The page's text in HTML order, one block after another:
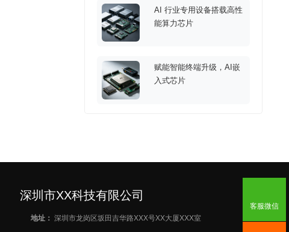
AI 行业专用设备搭载高性
能算力芯片
赋能智能终端升级，AI嵌
入式芯片
深圳市XX科技有限公司
地址： 深圳市龙岗区坂田吉华路XXX号XX大厦XXX室
客服微信